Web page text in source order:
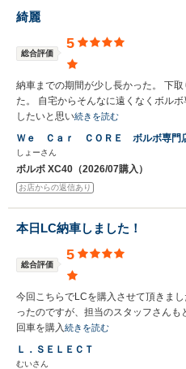
綺麗
総合評価
5
納車までの期間が少し長かった。 下
た。 自宅からそんなに遠くなくボル
したいと思い続きを読む
Ｗｅ Ｃａｒ ＣＯＲＥ ボルボ専門
しょーさん
ボルボ XC40（2026/07購入）
お店からの返信あり
本日LC納車しました！
総合評価
5
今回こちらでLCを購入させて頂きま
ったのですが、担当のスタッフさん
回車を購入続きを読む
Ｌ．ＳＥＬＥＣＴ
むいさん